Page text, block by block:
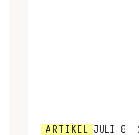
ARTIKEL JULI 8,